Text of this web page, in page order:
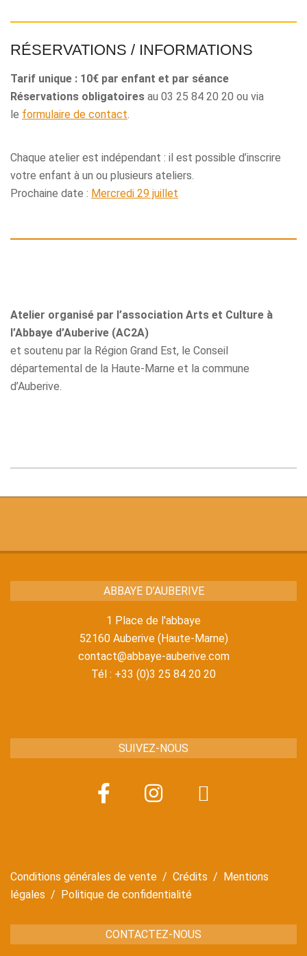
RÉSERVATIONS / INFORMATIONS
Tarif unique : 10€ par enfant et par séance
Réservations obligatoires au 03 25 84 20 20 ou via
le formulaire de contact.
Chaque atelier est indépendant : il est possible d’inscrire
votre enfant à un ou plusieurs ateliers.
Prochaine date : Mercredi 29 juillet
Atelier organisé par l’association Arts et Culture à
l’Abbaye d’Auberive (AC2A)
et soutenu par la Région Grand Est, le Conseil
départemental de la Haute-Marne et la commune
d’Auberive.
02-
ABBAYE D’AUBERIVE
1 Place de l'abbaye
52160 Auberive (Haute-Marne)
contact@abbaye-auberive.com
Tél : +33 (0)3 25 84 20 20
SUIVEZ-NOUS
Conditions générales de vente / Crédits / Mentions
légales / Politique de confidentialité
CONTACTEZ-NOUS